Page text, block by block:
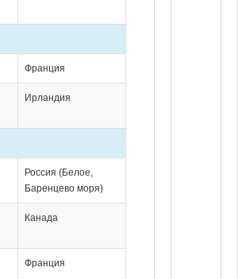
Франция
Ирландия
Россия (Белое,
Баренцево моря)
Канада
Франция